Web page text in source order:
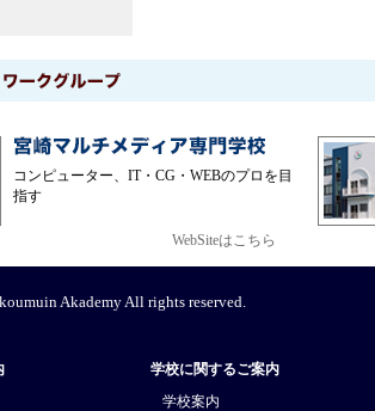
コンピューター、IT・CG・WEBのプロを目
指す
WebSiteはこちら
Akademy All rights reserved.
学校に関するご案内
学校案内